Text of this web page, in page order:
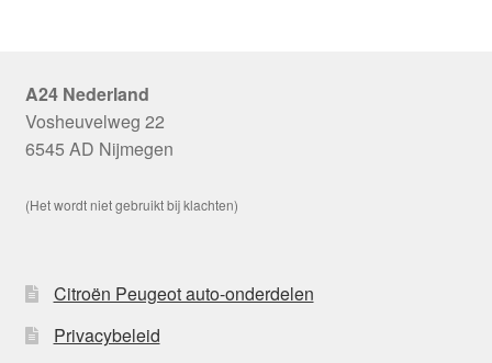
A24 Nederland
Vosheuvelweg 22
6545 AD Nijmegen
(Het wordt niet gebruikt bij klachten)
Citroën Peugeot auto-onderdelen
Privacybeleid